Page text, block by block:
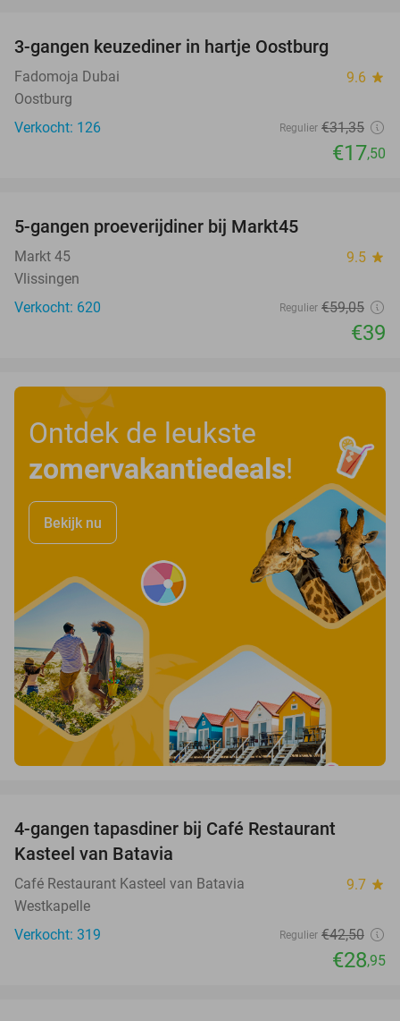
3-gangen keuzediner in hartje Oostburg
Fadomoja Dubai 9.6 star
Oostburg
Verkocht: 126
Regulier €31,35
€17,50
5-gangen proeverijdiner bij Markt45
Markt 45 9.5 star
Vlissingen
Verkocht: 620
Regulier €59,05
€39
Ontdek de leukste
zomervakantiedeals!
Bekijk nu
4-gangen tapasdiner bij Café Restaurant
Kasteel van Batavia
Café Restaurant Kasteel van Batavia 9.7 star
Westkapelle
Verkocht: 319
Regulier €42,50
€28,95